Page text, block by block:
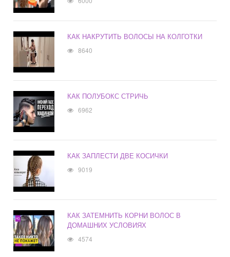
КАК НАКРУТИТЬ ВОЛОСЫ НА КОЛГОТКИ
8640
КАК ПОЛУБОКС СТРИЧЬ
6962
КАК ЗАПЛЕСТИ ДВЕ КОСИЧКИ
9019
КАК ЗАТЕМНИТЬ КОРНИ ВОЛОС В
ДОМАШНИХ УСЛОВИЯХ
4574